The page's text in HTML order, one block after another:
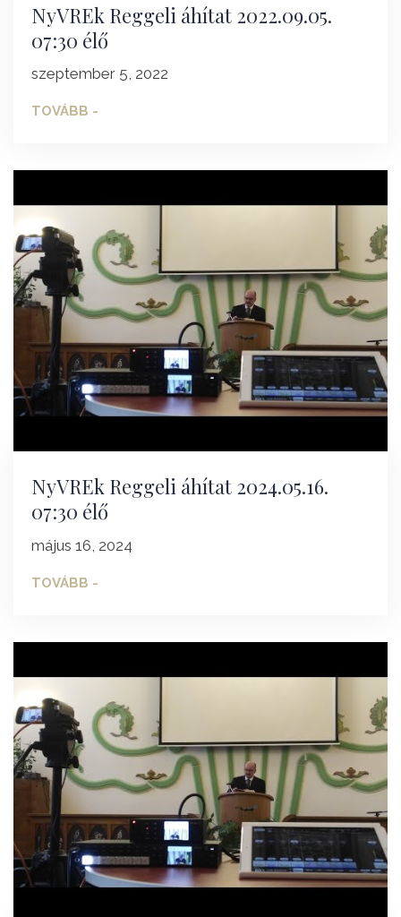
NyVREk Reggeli áhítat 2022.09.05.
07:30 élő
szeptember 5, 2022
TOVÁBB -
NyVREk Reggeli áhítat 2024.05.16.
07:30 élő
május 16, 2024
TOVÁBB -